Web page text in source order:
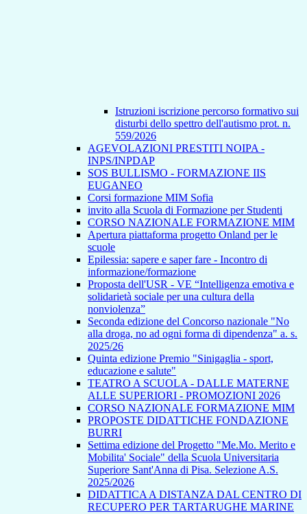
Istruzioni iscrizione percorso formativo sui
disturbi dello spettro dell'autismo prot. n.
559/2026
AGEVOLAZIONI PRESTITI NOIPA -
INPS/INPDAP
SOS BULLISMO - FORMAZIONE IIS
EUGANEO
Corsi formazione MIM Sofia
invito alla Scuola di Formazione per Studenti
CORSO NAZIONALE FORMAZIONE MIM
Apertura piattaforma progetto Onland per le
scuole
Epilessia: sapere e saper fare - Incontro di
informazione/formazione
Proposta dell'USR - VE “Intelligenza emotiva e
solidarietà sociale per una cultura della
nonviolenza”
Seconda edizione del Concorso nazionale "No
alla droga, no ad ogni forma di dipendenza" a. s.
2025/26
Quinta edizione Premio "Sinigaglia - sport,
educazione e salute"
TEATRO A SCUOLA - DALLE MATERNE
ALLE SUPERIORI - PROMOZIONI 2026
CORSO NAZIONALE FORMAZIONE MIM
PROPOSTE DIDATTICHE FONDAZIONE
BURRI
Settima edizione del Progetto "Me.Mo. Merito e
Mobilita' Sociale" della Scuola Universitaria
Superiore Sant'Anna di Pisa. Selezione A.S.
2025/2026
DIDATTICA A DISTANZA DAL CENTRO DI
RECUPERO PER TARTARUGHE MARINE